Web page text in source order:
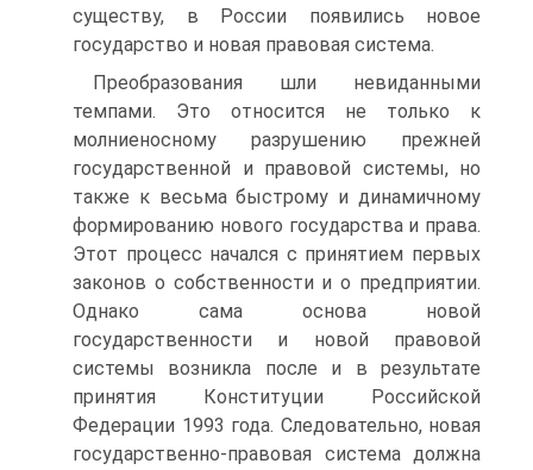
существу, в России появились новое
государство и новая правовая система.
Преобразования шли невиданными
темпами. Это относится не только к
молниеносному разрушению прежней
государственной и правовой системы, но
также к весьма быстрому и динамичному
формированию нового государства и права.
Этот процесс начался с принятием первых
законов о собственности и о предприятии.
Однако сама основа новой
государственности и новой правовой
системы возникла после и в результате
принятия Конституции Российской
Федерации 1993 года. Следовательно, новая
государственно-правовая система должна